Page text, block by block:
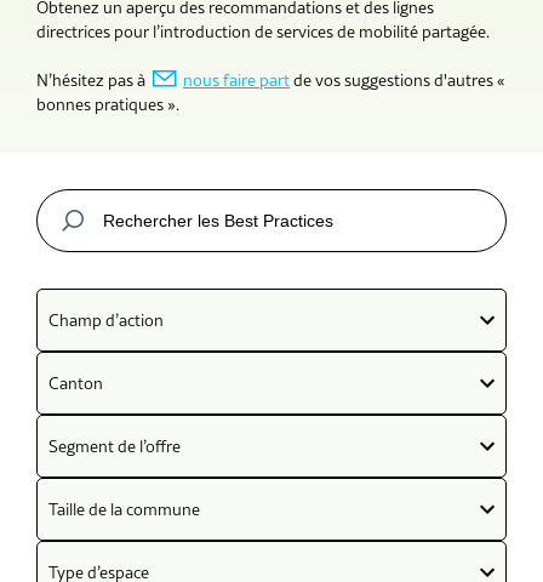
Obtenez un aperçu des recommandations et des lignes
directrices pour l’introduction de services de mobilité partagée.
N’hésitez pas à nous faire partde vos suggestions d'autres «
bonnes pratiques ».
Champ d’action
Canton
Segment de l’offre
Taille de la commune
Type d’espace